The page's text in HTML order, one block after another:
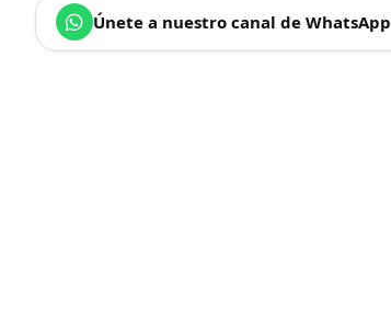
Únete a nuestro canal de WhatsApp